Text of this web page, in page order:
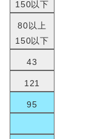
150以下
80以上
150以下
43
121
95